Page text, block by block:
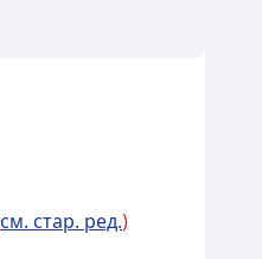
см. стар. ред.)